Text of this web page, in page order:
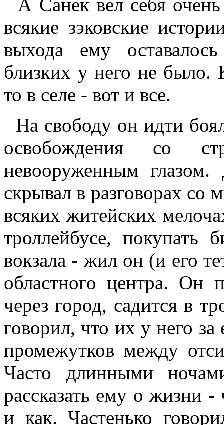
А Санек вел себя
всякие зэковские
выхода ему
близких у него не было.
то в селе - вот и все.
На свободу он идти
освобождения со
невооруженным
скрывал в разговорах со
всяких житейских
троллейбусе, покупать
вокзала - жил он (и его
областного центра. Он
через город, садится в
говорил, что их у него
промежутков между
Часто длинными
рассказать ему о жизни -
и как. Частенько